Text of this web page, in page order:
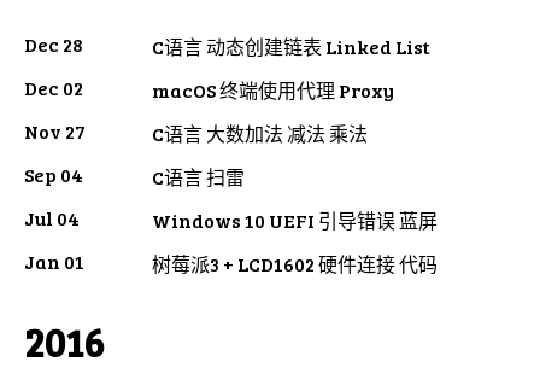
Dec 28
C语言 动态创建链表 Linked List
Dec 02
macOS 终端使用代理 Proxy
Nov 27
C语言 大数加法 减法 乘法
Sep 04
C语言 扫雷
Jul 04
Windows 10 UEFI 引导错误 蓝屏
Jan 01
树莓派3 + LCD1602 硬件连接 代码
2016